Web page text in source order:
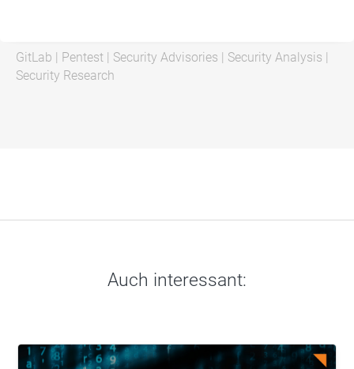
GitLab Pentest Security Advisories Security Analysis
Security Research
Auch interessant: